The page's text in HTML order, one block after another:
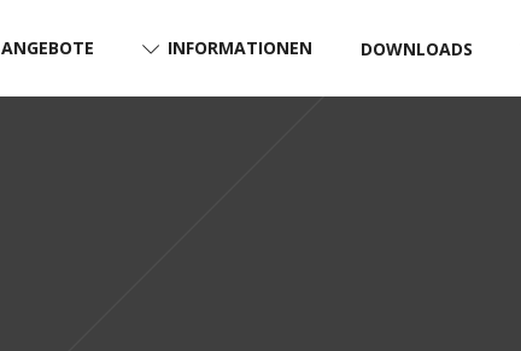
ANGEBOTE INFORMATIONEN DOWNLOADS